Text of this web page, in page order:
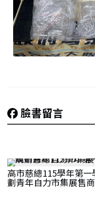
臉書留言
高市慈總115學年第
劃青年自力市集展售